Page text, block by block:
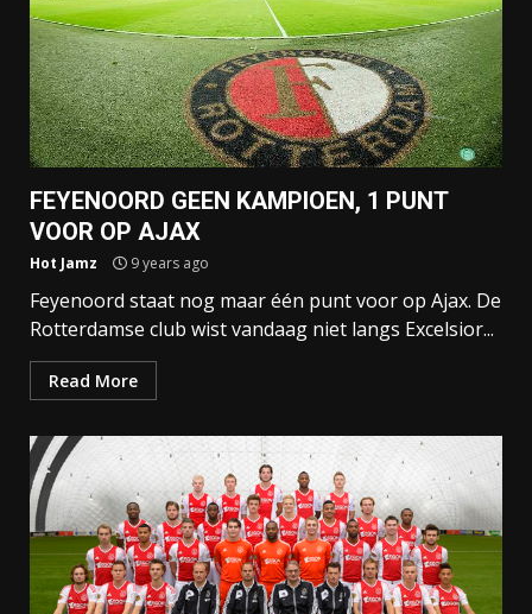
FEYENOORD GEEN KAMPIOEN, 1 PUNT
VOOR OP AJAX
Hot Jamz 9 years ago
Feyenoord staat nog maar één punt voor op Ajax. De
Rotterdamse club wist vandaag niet langs Excelsior...
Read More